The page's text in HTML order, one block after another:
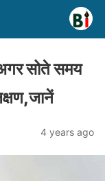
सोते समय
4 years ago